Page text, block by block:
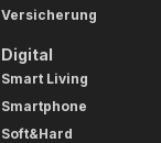
Versicherung
Digital
Smart Living
Smartphone
Soft&Hard